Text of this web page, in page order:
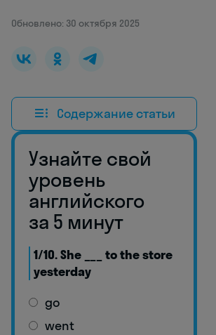
Обновлено: 30 октября 2025
Содержание статьи
Узнайте свой
уровень
английского
за 5 минут
1/10. She ___ to the store
yesterday
go
went